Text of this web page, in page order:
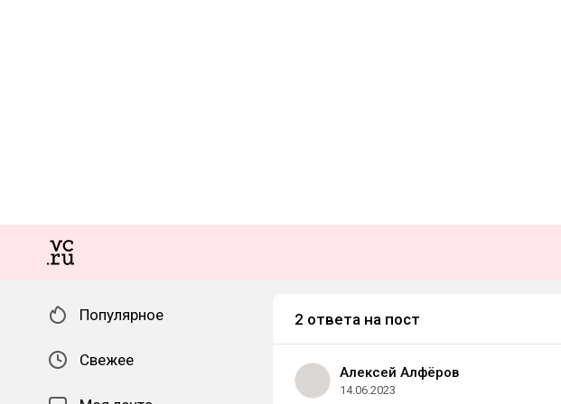
Популярное
Свежее
2 ответа на пост
Алексей Алфёров
14.06.2023